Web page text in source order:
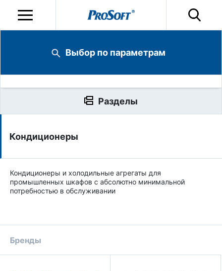
Кондиционеры
Кондиционеры и холодильные агрегаты для
промышленных шкафов с абсолютно минимальной
потребностью в обслуживании
Бренды
Выбор по параметрам
Разделы